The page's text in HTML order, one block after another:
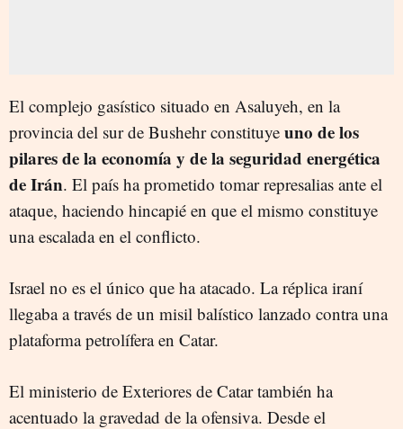
El complejo gasístico situado en Asaluyeh, en la
provincia del sur de Bushehr constituye uno de los
pilares de la economía y de la seguridad energética
de Irán. El país ha prometido tomar represalias ante el
ataque, haciendo hincapié en que el mismo constituye
una escalada en el conflicto.
Israel no es el único que ha atacado. La réplica iraní
llegaba a través de un misil balístico lanzado contra una
plataforma petrolífera en Catar.
El ministerio de Exteriores de Catar también ha
acentuado la gravedad de la ofensiva. Desde el